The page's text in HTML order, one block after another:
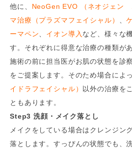
他に、 NeoGen EVO （ネオジェン
マ治療（プラズマフェイシャル） 、
ーマペン、 イオン導入など、様々な
す。それぞれに得意な治療の種類が
施術の前に担当医がお肌の状態を診
をご提案します。そのため場合によ
イドラフェイシャル） 以外の治療を
ともあります。
Step3 洗顔・メイク落とし
メイクをしている場合はクレンジン
落とします。すっぴんの状態でも、